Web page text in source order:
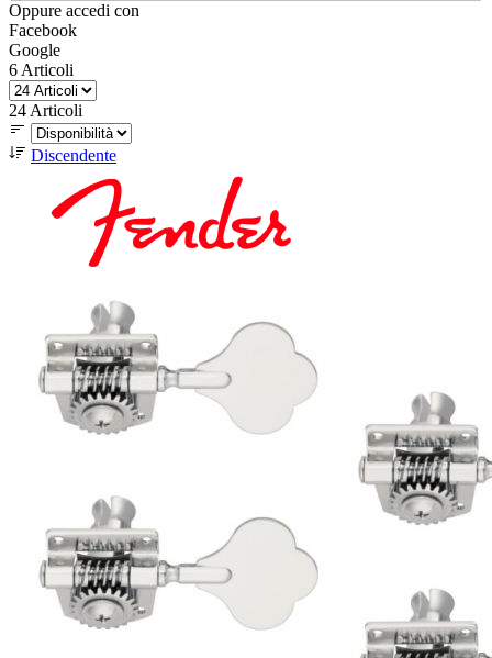
Oppure accedi con
Facebook
Google
6Articoli
24Articoli
Discendente